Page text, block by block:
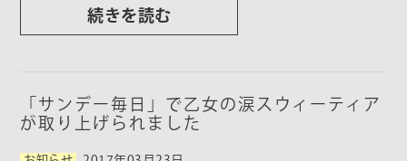
続きを読む
「サンデー毎日」で乙女の涙スウィーティア
が取り上げられました